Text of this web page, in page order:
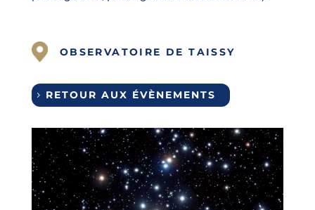
OBSERVATOIRE DE TAISSY
RETOUR AUX ÉVÈNEMENTS